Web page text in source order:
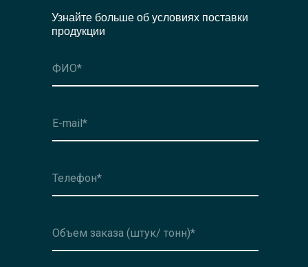
Узнайте больше об условиях поставки
продукции
Оформить заявку